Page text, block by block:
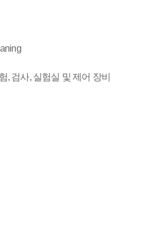
, 검사, 실험실 및 제어 장비